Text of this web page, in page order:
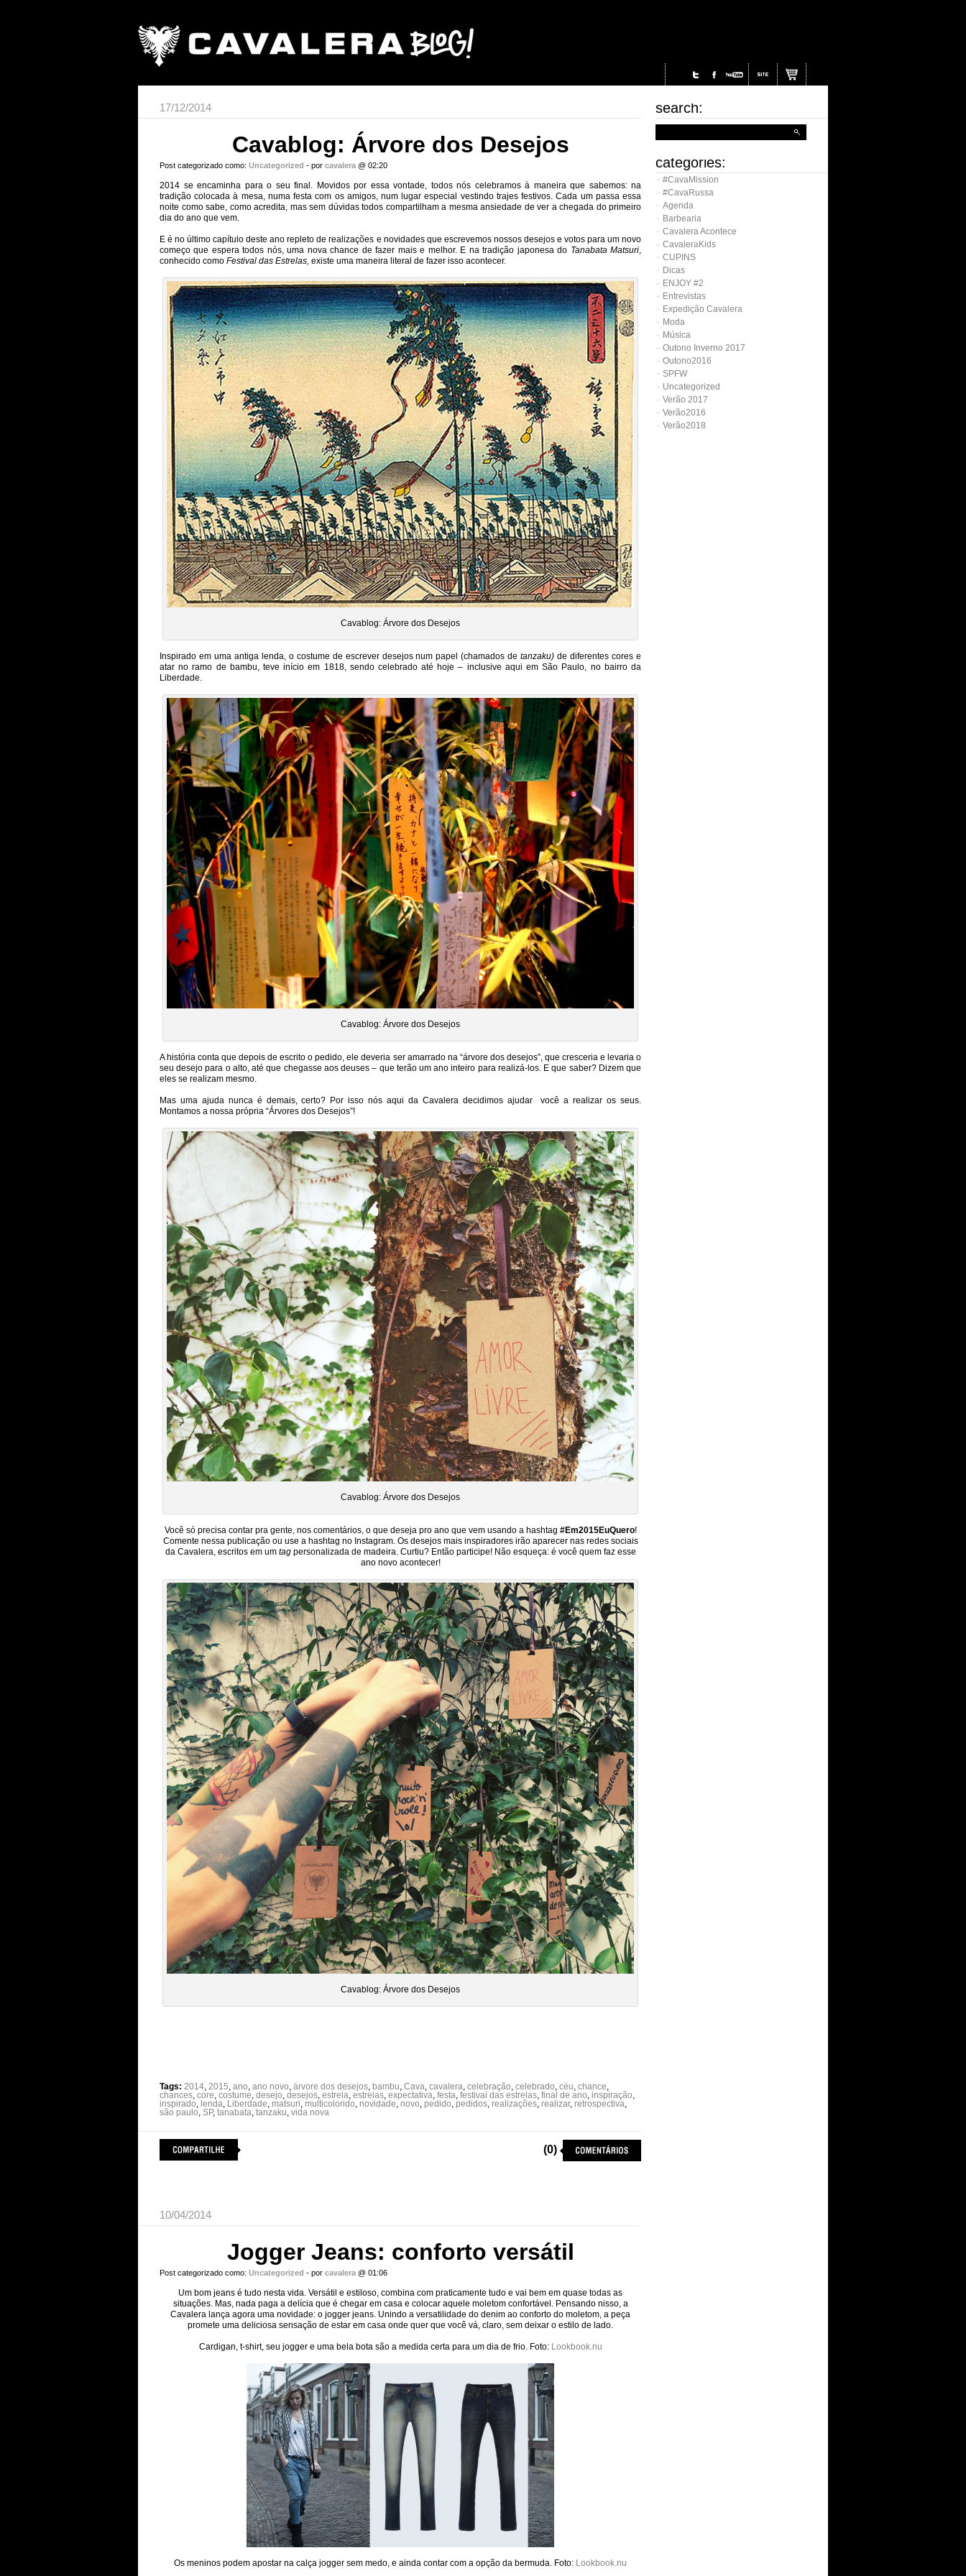
17/12/2014
Cavablog: Árvore dos Desejos
Post categorizado como: Uncategorized - por cavalera @ 02:20
2014 se encaminha para o seu final. Movidos por essa vontade, todos nós celebramos à maneira que sabemos: na
tradição colocada à mesa, numa festa com os amigos, num lugar especial vestindo trajes festivos. Cada um passa essa
noite como sabe, como acredita, mas sem dúvidas todos compartilham a mesma ansiedade de ver a chegada do primeiro
dia do ano que vem.
E é no último capítulo deste ano repleto de realizações e novidades que escrevemos nossos desejos e votos para um novo
começo que espera todos nós, uma nova chance de fazer mais e melhor. E na tradição japonesa do Tanabata Matsuri,
conhecido como Festival das Estrelas, existe uma maneira literal de fazer isso acontecer.
Cavablog: Árvore dos Desejos
Inspirado em uma antiga lenda, o costume de escrever desejos num papel (chamados detanzaku)de diferentes cores e
atar no ramo de bambu, teve início em 1818, sendo celebrado até hoje – inclusive aqui em São Paulo, no bairro da
Liberdade.
Cavablog: Árvore dos Desejos
A história conta que depois de escrito o pedido, ele deveria ser amarrado na “árvore dos desejos”, que cresceria e levaria o
seu desejo para o alto, até que chegasse aos deuses – que terão um ano inteiro para realizá-los. E que saber? Dizem que
eles se realizam mesmo.
Mas uma ajuda nunca é demais, certo? Por isso nós aqui da Cavalera decidimos ajudar você a realizar os seus.
Montamos a nossa própria “Árvores dos Desejos”!
Cavablog: Árvore dos Desejos
Você só precisa contar pra gente, nos comentários, o que deseja pro ano que vem usando a hashtag #Em2015EuQuero!
Comente nessa publicação ou use a hashtag no Instagram. Os desejos mais inspiradores irão aparecer nas redes sociais
da Cavalera, escritos em um tag personalizada de madeira. Curtiu? Então participe! Não esqueça: é você quem faz esse
ano novo acontecer!
Cavablog: Árvore dos Desejos
Tags: 2014, 2015, ano, ano novo, árvore dos desejos, bambu, Cava, cavalera, celebração, celebrado, céu, chance,
chances, core, costume, desejo, desejos, estrela, estrelas, expectativa, festa, festival das estrelas, final de ano, inspiração,
inspirado, lenda, Liberdade, matsuri, multicolorido, novidade, novo, pedido, pedidos, realizações, realizar, retrospectiva,
são paulo, SP, tanabata, tanzaku, vida nova
(0)
10/04/2014
Jogger Jeans: conforto versátil
Post categorizado como: Uncategorized - por cavalera @ 01:06
Um bom jeans é tudo nesta vida. Versátil e estiloso, combina com praticamente tudo e vai bem em quase todas as
situações. Mas, nada paga a delícia que é chegar em casa e colocar aquele moletom confortável. Pensando nisso, a
Cavalera lança agora uma novidade: o jogger jeans. Unindo a versatilidade do denim ao conforto do moletom, a peça
promete uma deliciosa sensação de estar em casa onde quer que você vá, claro, sem deixar o estilo de lado.
Cardigan, t-shirt, seu jogger e uma bela bota são a medida certa para um dia de frio. Foto: Lookbook.nu
Os meninos podem apostar na calça jogger sem medo, e ainda contar com a opção da bermuda. Foto: Lookbook.nu
search:
categories:
#CavaMission
#CavaRussa
Agenda
Barbearia
Cavalera Acontece
CavaleraKids
CUPINS
Dicas
ENJOY #2
Entrevistas
Expedição Cavalera
Moda
Música
Outono Inverno 2017
Outono2016
SPFW
Uncategorized
Verão 2017
Verão2016
Verão2018